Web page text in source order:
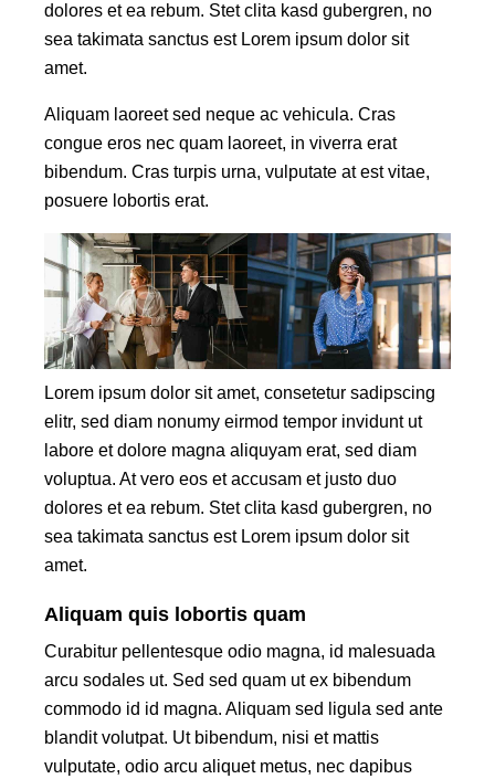
dolores et ea rebum. Stet clita kasd gubergren, no
sea takimata sanctus est Lorem ipsum dolor sit
amet.
Aliquam laoreet sed neque ac vehicula. Cras
congue eros nec quam laoreet, in viverra erat
bibendum. Cras turpis urna, vulputate at est vitae,
posuere lobortis erat.
Lorem ipsum dolor sit amet, consetetur sadipscing
elitr, sed diam nonumy eirmod tempor invidunt ut
labore et dolore magna aliquyam erat, sed diam
voluptua. At vero eos et accusam et justo duo
dolores et ea rebum. Stet clita kasd gubergren, no
sea takimata sanctus est Lorem ipsum dolor sit
amet.
Aliquam quis lobortis quam
Curabitur pellentesque odio magna, id malesuada
arcu sodales ut. Sed sed quam ut ex bibendum
commodo id id magna. Aliquam sed ligula sed ante
blandit volutpat. Ut bibendum, nisi et mattis
vulputate, odio arcu aliquet metus, nec dapibus